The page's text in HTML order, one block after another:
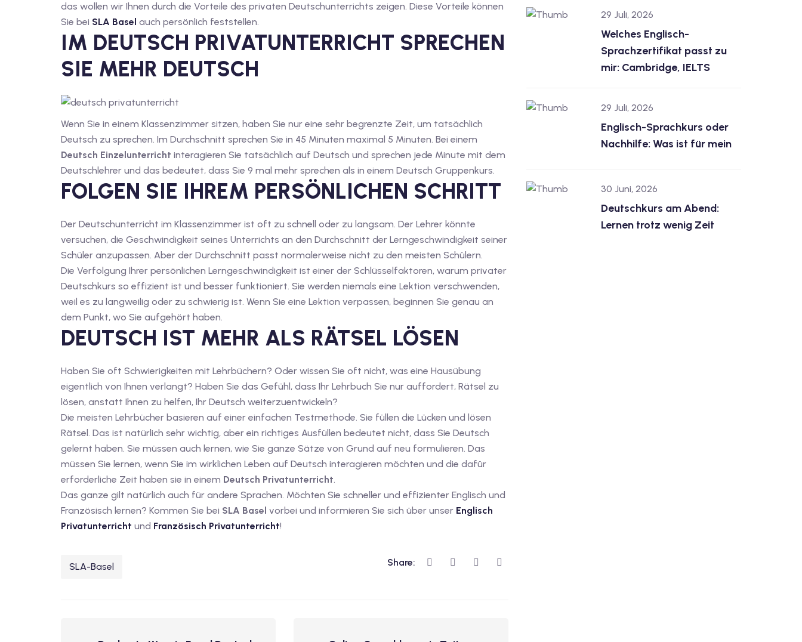
das wollen wir Ihnen durch die Vorteile des privaten Deutschunterrichts zeigen. Diese Vorteile können
Sie bei SLA Basel auch persönlich feststellen.
IM DEUTSCH PRIVATUNTERRICHT SPRECHEN
SIE MEHR DEUTSCH
Wenn Sie in einem Klassenzimmer sitzen, haben Sie nur eine sehr begrenzte Zeit, um tatsächlich
Deutsch zu sprechen. Im Durchschnitt sprechen Sie in 45 Minuten maximal 5 Minuten. Bei einem
Deutsch Einzelunterricht interagieren Sie tatsächlich auf Deutsch und sprechen jede Minute mit dem
Deutschlehrer und das bedeutet, dass Sie 9 mal mehr sprechen als in einem Deutsch Gruppenkurs.
FOLGEN SIE IHREM PERSÖNLICHEN SCHRITT
Der Deutschunterricht im Klassenzimmer ist oft zu schnell oder zu langsam. Der Lehrer könnte
versuchen, die Geschwindigkeit seines Unterrichts an den Durchschnitt der Lerngeschwindigkeit seiner
Schüler anzupassen. Aber der Durchschnitt passt normalerweise nicht zu den meisten Schülern.
Die Verfolgung Ihrer persönlichen Lerngeschwindigkeit ist einer der Schlüsselfaktoren, warum privater
Deutschkurs so effizient ist und besser funktioniert. Sie werden niemals eine Lektion verschwenden,
weil es zu langweilig oder zu schwierig ist. Wenn Sie eine Lektion verpassen, beginnen Sie genau an
dem Punkt, wo Sie aufgehört haben.
DEUTSCH IST MEHR ALS RÄTSEL LÖSEN
Haben Sie oft Schwierigkeiten mit Lehrbüchern? Oder wissen Sie oft nicht, was eine Hausübung
eigentlich von Ihnen verlangt? Haben Sie das Gefühl, dass Ihr Lehrbuch Sie nur auffordert, Rätsel zu
lösen, anstatt Ihnen zu helfen, Ihr Deutsch weiterzuentwickeln?
Die meisten Lehrbücher basieren auf einer einfachen Testmethode. Sie füllen die Lücken und lösen
Rätsel. Das ist natürlich sehr wichtig, aber ein richtiges Ausfüllen bedeutet nicht, dass Sie Deutsch
gelernt haben. Sie müssen auch lernen, wie Sie ganze Sätze von Grund auf neu formulieren. Das
müssen Sie lernen, wenn Sie im wirklichen Leben auf Deutsch interagieren möchten und die dafür
erforderliche Zeit haben sie in einem Deutsch Privatunterricht.
Das ganze gilt natürlich auch für andere Sprachen. Möchten Sie schneller und effizienter Englisch und
Französisch lernen? Kommen Sie bei SLA Basel vorbei und informieren Sie sich über unser Englisch
Privatunterricht und Französisch Privatunterricht!
SLA-Basel Share:
29 Juli, 2026
Welches Englisch-
Sprachzertifikat passt zu
mir: Cambridge, IELTS
29 Juli, 2026
Englisch-Sprachkurs oder
Nachhilfe: Was ist für mein
30 Juni, 2026
Deutschkurs am Abend:
Lernen trotz wenig Zeit